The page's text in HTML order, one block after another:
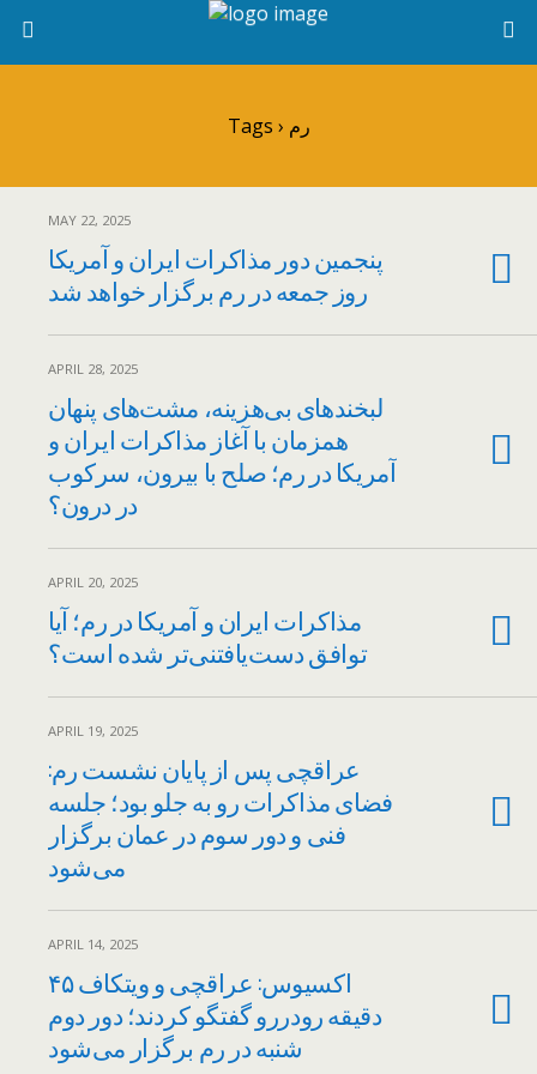
Tags › رم
MAY 22, 2025
پنجمین دور مذاکرات ایران و آمریکا
روز جمعه در رم برگزار خواهد شد
APRIL 28, 2025
لبخندهای بی‌هزینه، مشت‌های پنهان
همزمان با آغاز مذاکرات ایران و
آمریکا در رم؛ صلح با بیرون، سرکوب
در درون؟
APRIL 20, 2025
مذاکرات ایران و آمریکا در رم؛ آیا
توافق دست‌یافتنی‌تر شده است؟
APRIL 19, 2025
عراقچی پس از پایان نشست رم:
فضای مذاکرات رو به جلو بود؛ جلسه
فنی و دور سوم در عمان برگزار
می‌شود
APRIL 14, 2025
اکسیوس: عراقچی و ویتکاف ۴۵
دقیقه رودررو گفتگو کردند؛ دور دوم
شنبه در رم برگزار می‌شود